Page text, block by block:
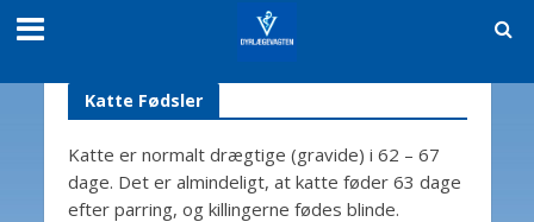
Katte Fødsler
Katte er normalt drægtige (gravide) i 62 – 67
dage. Det er almindeligt, at katte føder 63 dage
efter parring, og killingerne fødes blinde.